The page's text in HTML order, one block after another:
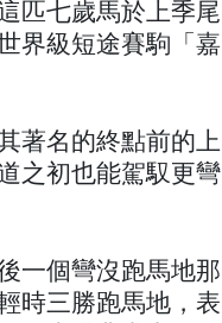
匹七歲馬於上季尾
界級短途賽駒「嘉
著名的終點前的上
之初也能駕馭更彎
一個彎沒跑馬地那
時三勝跑馬地，表